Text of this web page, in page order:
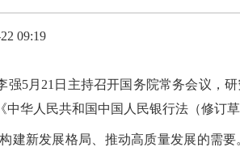
09:19
强5月21日主持召开国务院常务会议，
华人民共和国中国人民银行法（修订草
建新发展格局、推动高质量发展的需